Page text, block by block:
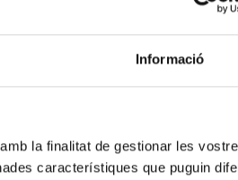
Informació
la finalitat de gestionar les
característiques que puguin
1-11,